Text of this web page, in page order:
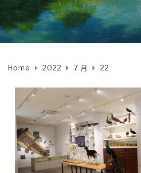
Home 2022 7 月 22